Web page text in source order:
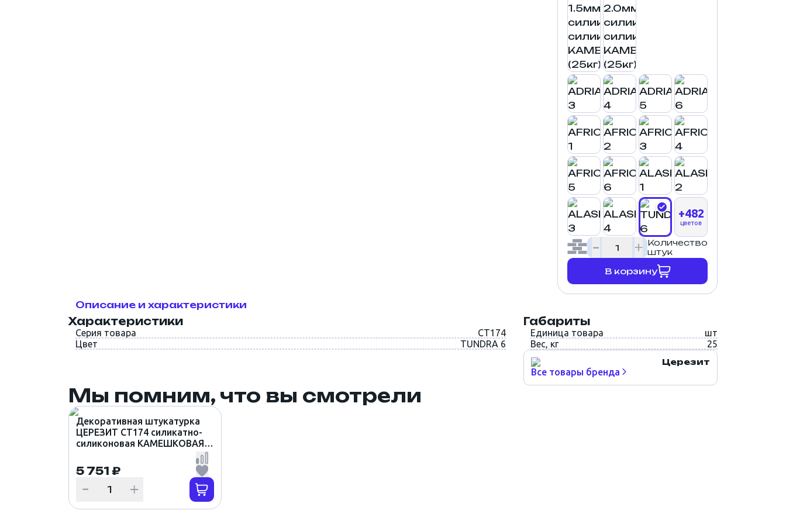
+482
цветов
Количество
штук
В корзину
Описание и характеристики
Характеристики
Серия товара
CT174
Цвет
TUNDRA 6
Габариты
Единица товара
шт
Вес, кг
25
Церезит
Все товары бренда
Мы помним, что вы смотрели
Декоративная штукатурка
ЦЕРЕЗИТ CT174 силикатно-
силиконовая КАМЕШКОВАЯ
1.5мм цвет TUNDRA 6 (25кг)
5 751 ₽